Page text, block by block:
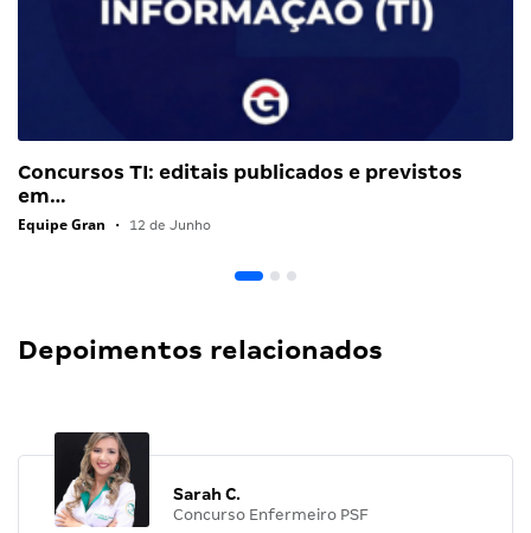
Concursos TI: editais publicados e previstos
em…
Equipe Gran • 12 de Junho
Depoimentos relacionados
Sarah C.
Concurso Enfermeiro PSF